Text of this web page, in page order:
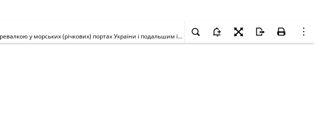
Щодо порядку митного оформлення товарів, які ввозяться залізничним транспортом з метою транзиту з перевалкою у морських (річкових) портах України і подальшим їх вивезенням за межі митної території України водним транспортом